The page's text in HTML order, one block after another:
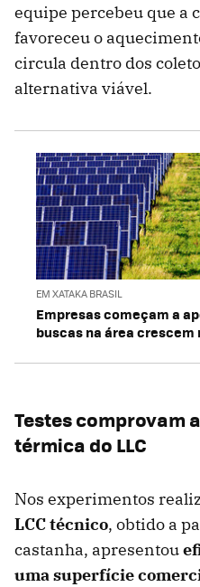
equipe percebeu que a
favoreceu o
circula dentro dos
alternativa viável.
EM XATAKA BRASIL
Empresas começam a
buscas na área crescem
Testes comprovam
térmica do LLC
Nos experimentos
LCC técnico, obtido a
castanha, apresentou
uma superfície